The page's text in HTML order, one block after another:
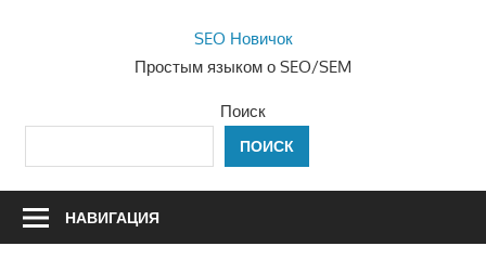
SEO Новичок
Простым языком о SEO/SEM
Поиск
ПОИСК
НАВИГАЦИЯ